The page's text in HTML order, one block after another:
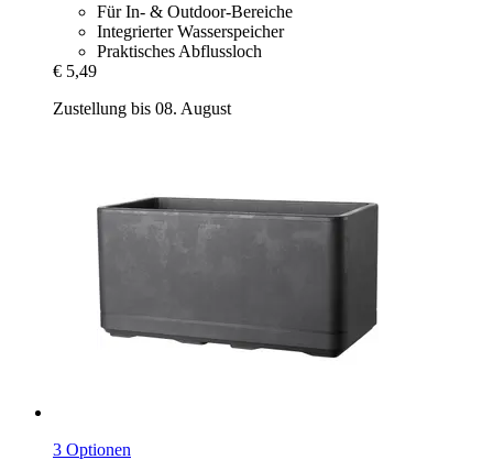
Für In- & Outdoor-Bereiche
Integrierter Wasserspeicher
Praktisches Abflussloch
€ 5,49
Zustellung bis 08. August
3 Optionen